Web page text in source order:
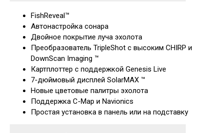
FishReveal™
Автонастройка сонара
Двойное покрытие луча эхолота
Преобразователь TripleShot с высоким CHIRP и
DownScan Imaging ™
Картплоттер с поддержкой Genesis Live
7-дюймовый дисплей SolarMAX ™
Новые цветовые палитры эхолота
Поддержка С-Map и Navionics
Простая установка в панель или на подставку